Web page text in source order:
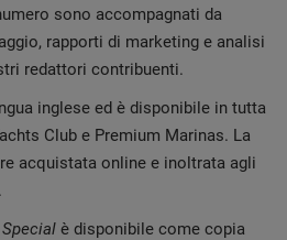
sono accompagnati da
rapporti di marketing e analisi
redattori contribuenti.
inglese ed è disponibile in tutta
Club e Premium Marinas. La
acquistata online e inoltrata agli
è disponibile come copia